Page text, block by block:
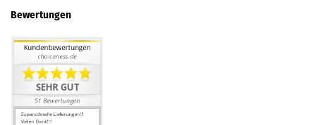
Bewertungen